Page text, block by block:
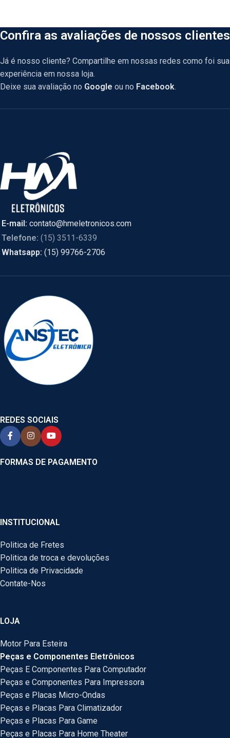
Confira as avaliações de nossos clientes
Já é nosso cliente? Compartilhe em nossas redes como foi sua
experiência em nossa loja.
Deixe sua avaliação no Google ou no Facebook.
E-mail: contato@hmeletronicos.com
Telefone: (15) 3511-6339
Whatsapp: (15) 99766-2706
REDES SOCIAIS
FORMAS DE PAGAMENTO
INSTITUCIONAL
Politica de Fretes
Politica de troca e devoluções
Politica de Privacidade
Contate-Nos
LOJA
Motor Para Esteira
Peças e Componentes Eletrônicos
Peças E Componentes Para Computador
Peças e Componentes Para Impressora
Peças e Placas Micro-Ondas
Peças e Placas Para Climatizador
Peças e Placas Para Game
Peças e Placas Para Home Theater